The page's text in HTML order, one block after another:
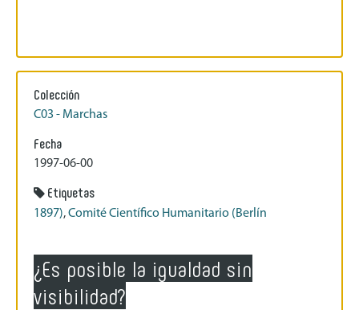
Colección
C03 - Marchas
Fecha
1997-06-00
Etiquetas
1897),Comité Científico Humanitario (Berlín
¿Es posible la igualdad sin
visibilidad?